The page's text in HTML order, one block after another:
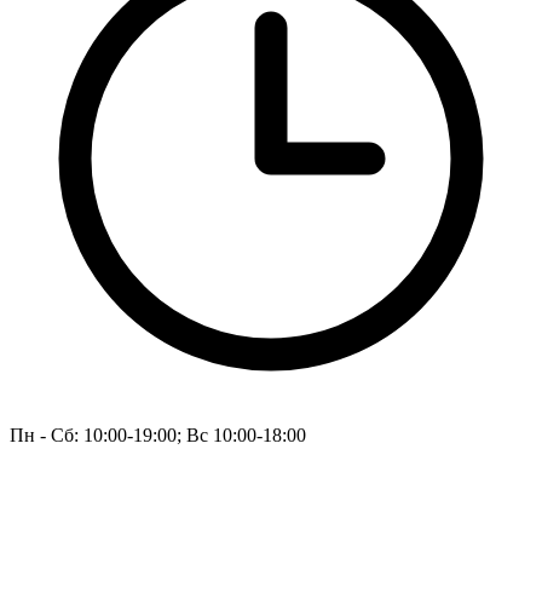
Пн - Сб: 10:00-19:00; Вс 10:00-18:00